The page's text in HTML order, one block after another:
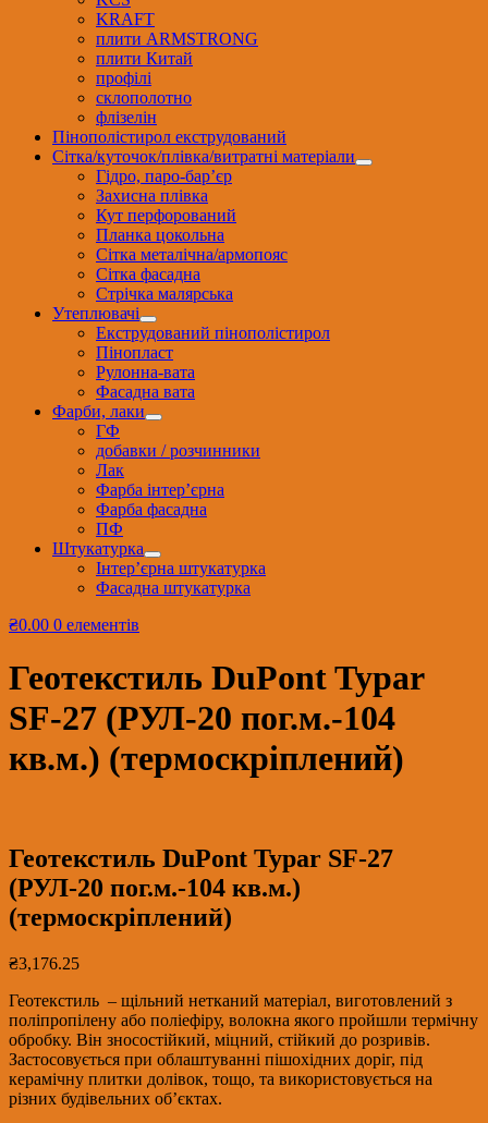
KRAFT
плити ARMSTRONG
плити Китай
профілі
склополотно
флізелін
Пінополістирол екструдований
Сітка/куточок/плівка/витратні матеріали
Гідро, паро-бар’єр
Захисна плівка
Кут перфорований
Планка цокольна
Сітка металічна/армопояс
Сітка фасадна
Стрічка малярська
Утеплювачі
Екструдований пінополістирол
Пінопласт
Рулонна-вата
Фасадна вата
Фарби, лаки
ГФ
добавки / розчинники
Лак
Фарба інтер’єрна
Фарба фасадна
ПФ
Штукатурка
Інтер’єрна штукатурка
Фасадна штукатурка
₴0.00 0 елементів
Геотекстиль DuPont Typar
SF-27 (РУЛ-20 пог.м.-104
кв.м.) (термоскріплений)
Геотекстиль DuPont Typar SF-27
(РУЛ-20 пог.м.-104 кв.м.)
(термоскріплений)
₴3,176.25
Геотекстиль – щільний нетканий матеріал, виготовлений з
поліпропілену або поліефіру, волокна якого пройшли термічну
обробку. Він зносостійкий, міцний, стійкий до розривів.
Застосовується при облаштуванні пішохідних доріг, під
керамічну плитки долівок, тощо, та використовується на
різних будівельних об’єктах.